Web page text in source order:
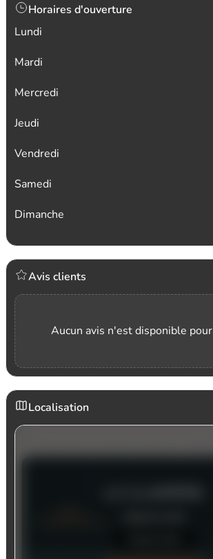
Horaires d'ouverture
Lundi
Mardi
Mercredi
Jeudi
Vendredi
Samedi
Dimanche
Avis clients
Aucun avis n'est disponible
Localisation